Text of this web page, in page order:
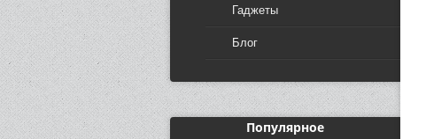
Гаджеты
Блог
Популярное